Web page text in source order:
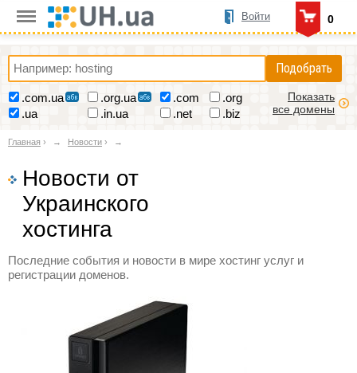
0
Войти
Подобрать
.com.ua .org.ua .com
.org
.ua
.in.ua .net .biz
Показать
все домены
Главная › Новости ›
Новости от
Украинского
хостинга
Последние события и новости в мире хостинг услуг и
регистрации доменов.